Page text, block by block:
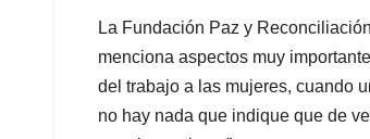
La Fundación Paz y
menciona aspectos muy
del trabajo a las mujeres, cuando
no hay nada que indique que de